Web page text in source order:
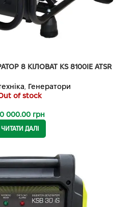
8 КІЛОВАТ KS 8100IE ATSR
, Генератори
of stock
000.00 грн
ЧИТАТИ ДАЛІ